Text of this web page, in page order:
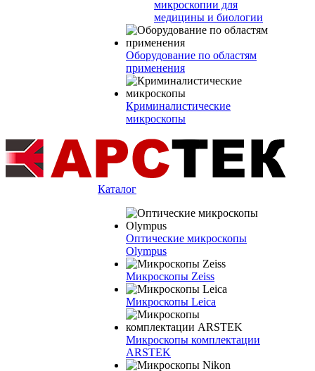
микроскопии для
медицины и биологии
Оборудование по областям
применения
Криминалистические
микроскопы
Каталог
Оптические микроскопы
Olympus
Микроскопы Zeiss
Микроскопы Leica
Микроскопы комплектации
ARSTEK